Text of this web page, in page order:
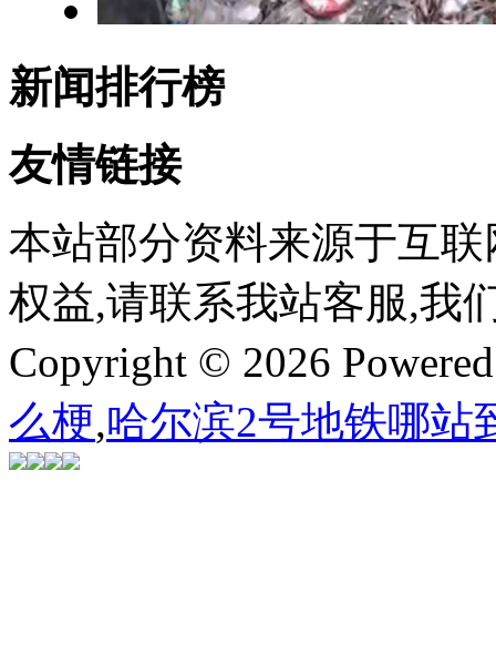
新闻排行榜
友情链接
本站部分资料来源于互
权益,请联系我站客服,我
Copyright © 2026
么梗,哈尔滨2号地铁哪站